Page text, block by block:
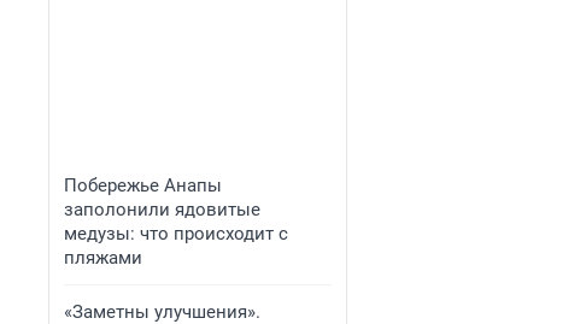
Побережье Анапы
заполонили ядовитые
медузы: что происходит с
пляжами
«Заметны улучшения».